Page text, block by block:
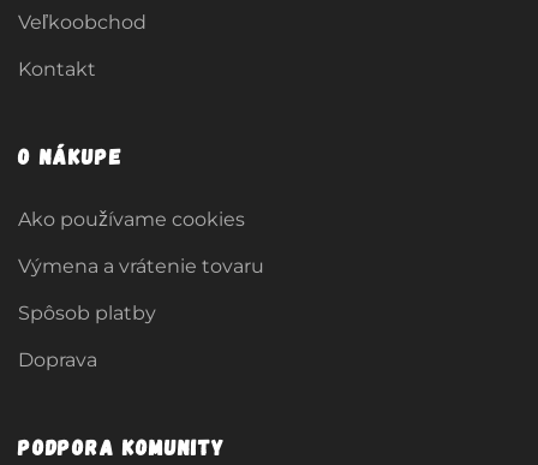
Veľkoobchod
Kontakt
O nákupe
Ako používame cookies
Výmena a vrátenie tovaru
Spôsob platby
Doprava
Podpora komunity